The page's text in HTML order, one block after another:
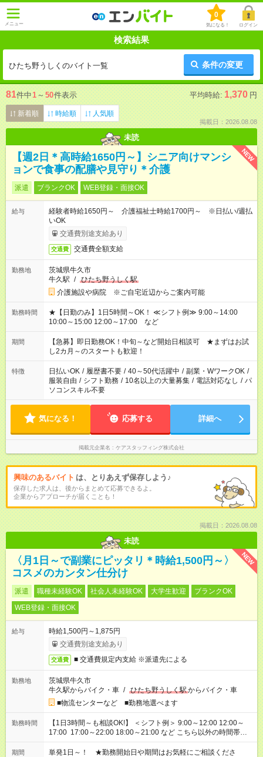
メニュー
0
気になる！ ログイン
検索結果
ひたち野うしくのバイト一覧 条件の変更
81件中1 ～ 50件表示 平均時給: 1,370 円
新着順 時給順 人気順
掲載日：2026.08.08
未読
NEW
【週2日＊高時給1650円～】シニア向けマンシ
ョンで食事の配膳や見守り＊介護
派遣 ブランクOK WEB登録・面接OK
給与
経験者時給1650円～ 介護福祉士時給1700円～ ※日払い/週払
いOK
交通費別途支給あり
交通費 交通費全額支給
勤務地
茨城県牛久市
牛久駅 / ひたち野うしく駅
介護施設や病院 ※ご自宅近辺からご案内可能
勤務時間
★【日勤のみ】1日5時間～OK！ ≪シフト例≫ 9:00～14:00
10:00～15:00 12:00～17:00 など
期間
【急募】即日勤務OK！中旬～など開始日相談可 ★まずはお試
し2カ月～のスタートも歓迎！
特徴 日払いOK / 履歴書不要 / 40～50代活躍中 / 副業・WワークOK /
服装自由 / シフト勤務 / 10名以上の大量募集 / 電話対応なし / パ
ソコンスキル不要
気になる！ 応募する 詳細へ
掲載元企業名 ケアスタッフィング株式会社
興味のあるバイト は、とりあえず保存しよう♪
保存した求人は、後からまとめて応募できるよ。
企業からアプローチが届くことも！
掲載日：2026.08.08
未読
NEW
〈月1日～で副業にピッタリ＊時給1,500円～〉
コスメのカンタン仕分け
派遣 職種未経験OK 社会人未経験OK 大学生歓迎
ブランクOK
WEB登録・面接OK
給与
時給1,500円～1,875円
交通費別途支給あり
交通費 ■ 交通費規定内支給 ※派遣先による
勤務地
茨城県牛久市
牛久駅からバイク・車 / ひたち野うしく駅からバイク・車
■物流センターなど ■勤務地選べます
勤務時間
【1日3時間～も相談OK!】 ＜シフト例＞ 9:00～12:00 12:00～
17:00 17:00～22:00 18:00～21:00 など こちら以外の時間帯も
お気軽にご相談ください！
期間
単発1日～！ ★勤務開始日や期間はお気軽にご相談くださ